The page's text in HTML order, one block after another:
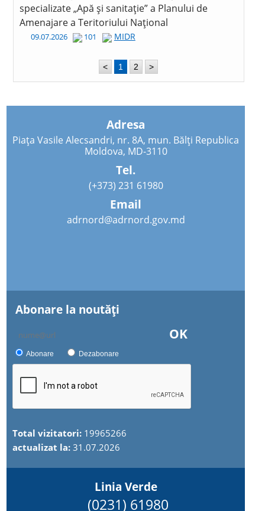
specializate „Apă și sanitație” a Planului de
Amenajare a Teritoriului Național
09.07.2026 101 MIDR
< 1 2 >
Adresa
Piața Vasile Alecsandri, nr. 8A, mun. Bălți Republica
Moldova, MD-3110
Tel.
(+373) 231 61980
Email
adrnord@adrnord.gov.md
Abonare la noutăţi
OK
Abonare Dezabonare
Total vizitatori: 19965266
actualizat la:31.07.2026
Linia Verde
(0231) 61980